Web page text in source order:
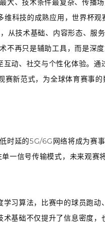
大、技术条件最复杂、传播
科技的成熟应用，世界杯观
从技术基础、内容形态、服
不再只是辅助工具，而是深
动、社交与个性化体验。通
赛新范式，为全球体育赛事的
时延的5G/6G网络将成为赛
一信号传输模式，未来观赛
习算法，比赛中的球员跑动
基础不仅提升了信息密度，